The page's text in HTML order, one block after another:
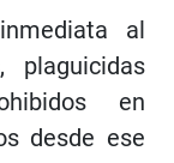
al
plaguicidas
en
desde ese